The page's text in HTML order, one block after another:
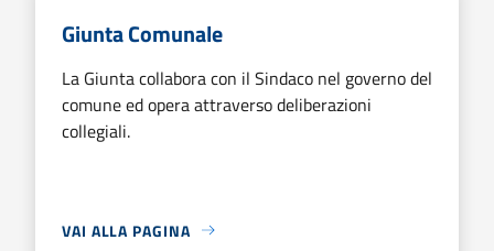
Giunta Comunale
La Giunta collabora con il Sindaco nel governo del
comune ed opera attraverso deliberazioni
collegiali.
VAI ALLA PAGINA